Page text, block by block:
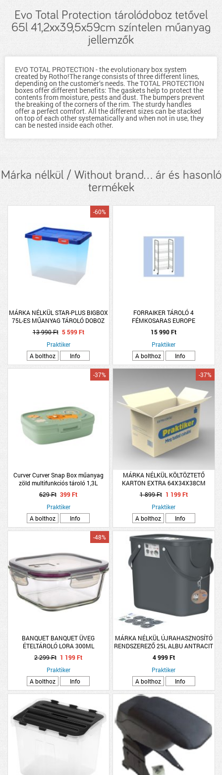
Evo Total Protection tárolódoboz tetővel
65l 41,2xx39,5x59cm színtelen műanyag
jellemzők
EVO TOTAL PROTECTION - the evolutionary box system
created by Rotho!The range consists of three different lines,
depending on the customer‘s needs. The TOTAL PROTECTION
boxes offer different benefits: The gaskets help to protect the
contents from moisture, pests and dust. The bumpers prevent
the breaking of the corners of the rim. The sturdy handles
offer a perfect comfort. All the different sizes can be stacked
on top of each other systematically and when not in use, they
can be nested inside each other.
Márka nélkül / Without brand... ár és hasonló
termékek
MÁRKA NÉLKÜL STAR-PLUS BIGBOX
75L-ES MŰANYAG TÁROLÓ DOBOZ
-60%
13 990 Ft 5 599 Ft
Praktiker
A bolthoz
Info
FORRAIKER TÁROLÓ 4
FÉMKOSARAS EUROPE
15 990 Ft
Praktiker
A bolthoz
Info
Curver Curver Snap Box műanyag
zöld multifunkciós tároló 1,3L
-37%
629 Ft 399 Ft
Praktiker
A bolthoz
Info
MÁRKA NÉLKÜL KÖLTÖZTETŐ
KARTON EXTRA 64X34X38CM
TERHELHETŐSÉG MAXIMUM 45KG
-37%
1 899 Ft 1 199 Ft
Praktiker
A bolthoz
Info
BANQUET BANQUET ÜVEG
ÉTELTÁROLÓ LORA 300ML
-48%
2 299 Ft 1 199 Ft
Praktiker
A bolthoz
Info
MÁRKA NÉLKÜL ÚJRAHASZNOSÍTÓ
RENDSZEREZŐ 25L ALBU ANTRACIT
4 999 Ft
Praktiker
A bolthoz
Info